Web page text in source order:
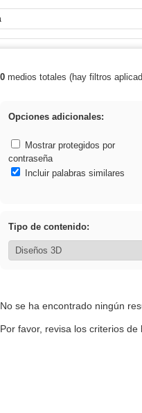
o frase:
Resultados de:
0medios totales (hay filtros
Opciones adicionales:
Mostrar protegidos por
contraseña
Incluir palabras similares
Tipo de contenido:
No se ha encontrado ningún
Por favor, revisa los criterios de